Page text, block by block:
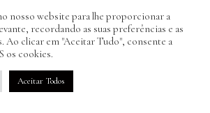
nosso website para lhe proporcionar a
recordando as suas preferências e as
Ao clicar em "Aceitar Tudo", consente a
os cookies.
Aceitar Todos